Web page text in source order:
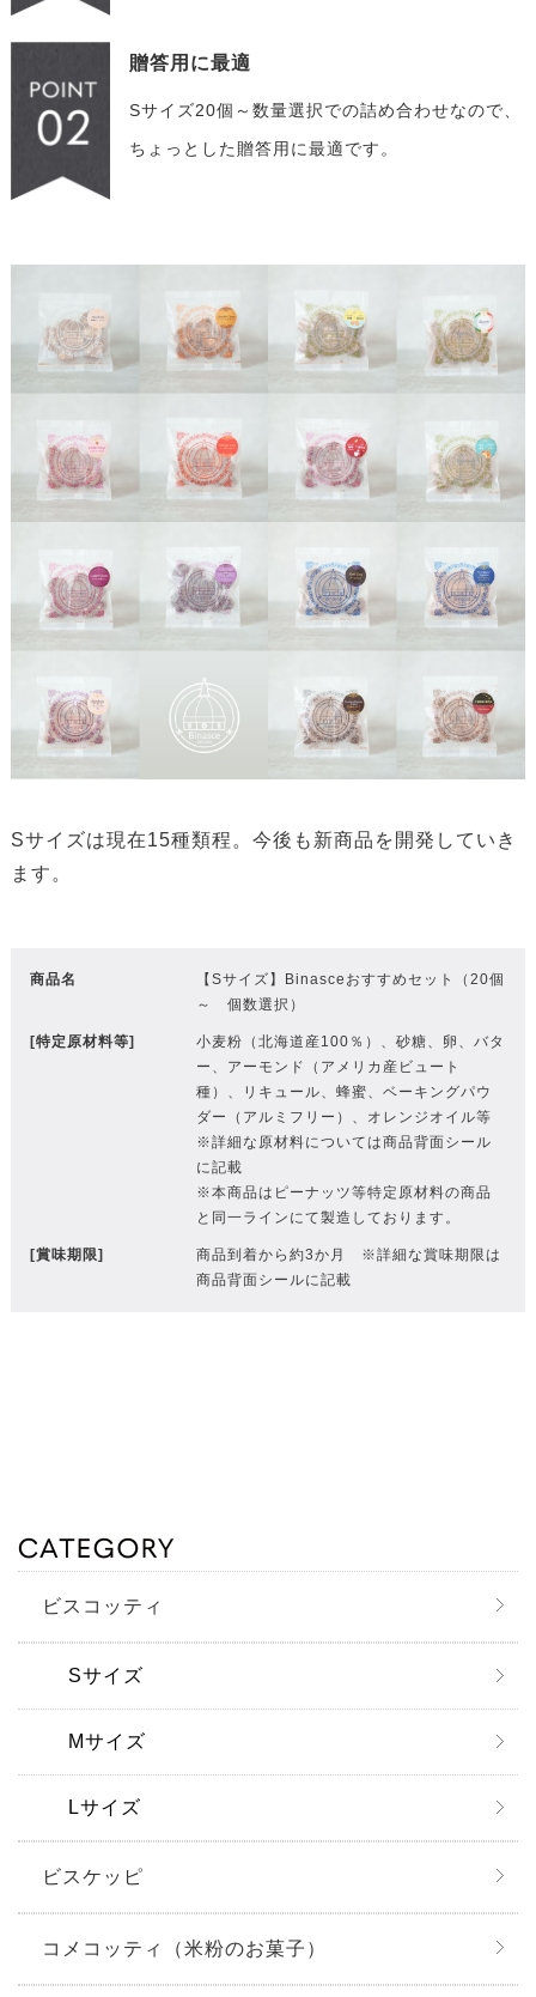
贈答用に最適
Sサイズ20個～数量選択での詰め合わせなので、
ちょっとした贈答用に最適です。
Sサイズは現在15種類程。今後も新商品を開発していき
ます。
商品名
【Sサイズ】Binasceおすすめセット（20個
～ 個数選択）
[特定原材料等]
小麦粉（北海道産100％）、砂糖、卵、バタ
ー、アーモンド（アメリカ産ビュート
種）、リキュール、蜂蜜、ベーキングパウ
ダー（アルミフリー）、オレンジオイル等
※詳細な原材料については商品背面シール
に記載
※本商品はピーナッツ等特定原材料の商品
と同一ラインにて製造しております。
[賞味期限]
商品到着から約3か月 ※詳細な賞味期限は
商品背面シールに記載
ビスコッティ
Sサイズ
Mサイズ
Lサイズ
ビスケッピ
コメコッティ（米粉のお菓子）